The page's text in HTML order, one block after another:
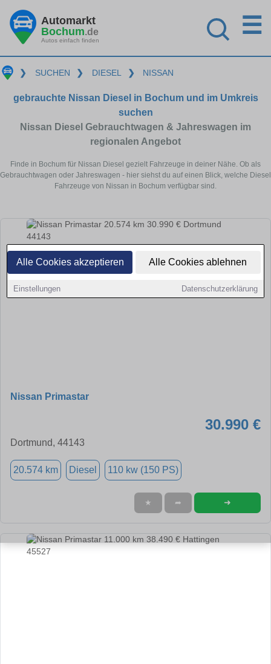
Alle Cookies akzeptieren Alle Cookies ablehnen
Einstellungen Datenschutzerklärung
Automarkt
Bochum.de
Autos einfach finden
☰
❯ SUCHEN ❯ DIESEL ❯ NISSAN
gebrauchte Nissan Diesel in Bochum und im Umkreis
suchen
Nissan Diesel Gebrauchtwagen & Jahreswagen im
regionalen Angebot
Finde in Bochum für Nissan Diesel gezielt Fahrzeuge in deiner Nähe. Ob als
Gebrauchtwagen oder Jahreswagen - hier siehst du auf einen Blick, welche Diesel
Fahrzeuge von Nissan in Bochum verfügbar sind.
Nissan Primastar
30.990 €
Dortmund, 44143
20.574 km Diesel 110 kw (150 PS)
★ ➦ ➜